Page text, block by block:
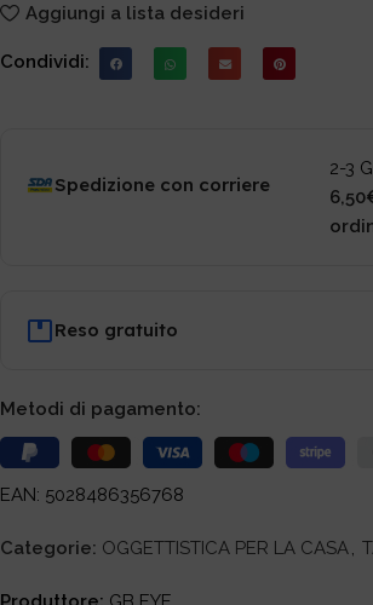
Aggiungi a lista desideri
Condividi:
Spedizione con corriere
2-3
Reso gratuito
Metodi di pagamento:
EAN: 5028486356768
Categorie: OGGETTISTICA PER LA CASA